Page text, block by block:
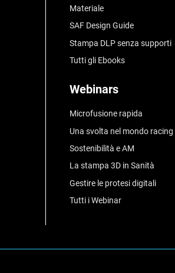
Materiale
SAF Design Guide
Stampa DLP senza supporti
Tutti gli Ebooks
Webinars
Microfusione rapida
Una svolta nel mondo racing
Sostenibilità e AM
La stampa 3D in Sanità
Gestire le protesi digitali
Tutti i Webinar